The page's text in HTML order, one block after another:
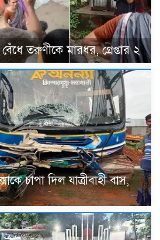
তরুণীকে মারধর, গ্রেপ্তার ২
চাপা দিল যাত্রীবাহী বাস,